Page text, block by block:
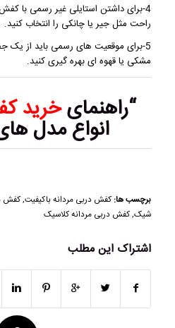
4-برای داشتن استایلی غیر رسمی با
راحت مثل جیر یا چانکی را انتخاب کنید.
5-برای موقعیت های رسمی باید از
مشکی یا قهوه ای بهره گیری کنید.
“راهنمایخرید
انواع مدل
برچسب ها: کفش دربی مردانه باکیفیت,کفش
شیک,کفش دربی مردانه کلاسیک
اشتراک این مطلب